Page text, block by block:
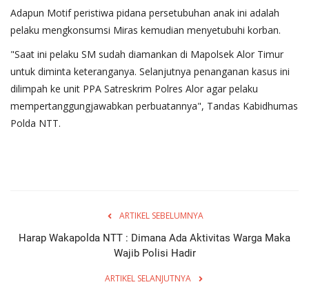
Adapun Motif peristiwa pidana persetubuhan anak ini adalah
pelaku mengkonsumsi Miras kemudian menyetubuhi korban.
"Saat ini pelaku SM sudah diamankan di Mapolsek Alor Timur
untuk diminta keteranganya. Selanjutnya penanganan kasus ini
dilimpah ke unit PPA Satreskrim Polres Alor agar pelaku
mempertanggungjawabkan perbuatannya", Tandas Kabidhumas
Polda NTT.
ARTIKEL SEBELUMNYA
Harap Wakapolda NTT : Dimana Ada Aktivitas Warga Maka
Wajib Polisi Hadir
ARTIKEL SELANJUTNYA